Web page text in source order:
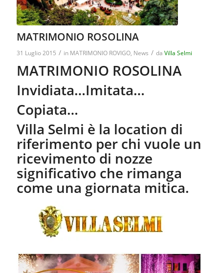
MATRIMONIO ROSOLINA
31 Luglio 2015 / in MATRIMONIO ROVIGO, News / da Villa Selmi
MATRIMONIO ROSOLINA
Invidiata…Imitata…
Copiata…
Villa Selmi è la location di
riferimento per chi vuole un
ricevimento di nozze
significativo che rimanga
come una giornata mitica.